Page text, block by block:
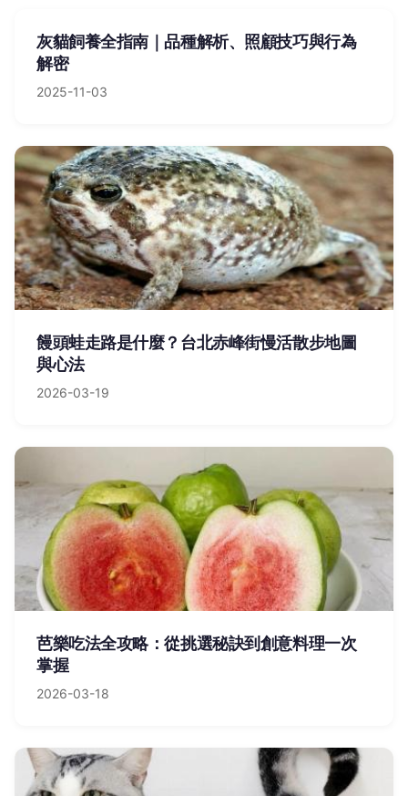
灰貓飼養全指南｜品種解析、照顧技巧與行為
解密
2025-11-03
饅頭蛙走路是什麼？台北赤峰街慢活散步地圖
與心法
2026-03-19
芭樂吃法全攻略：從挑選秘訣到創意料理一次
掌握
2026-03-18